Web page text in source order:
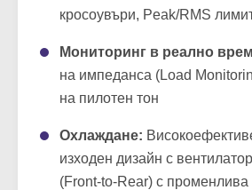
кросоувъри, Peak/RMS
Мониторинг в реално
на импеданса (Load
на пилотен тон
Охлаждане:
изходен дизайн с
(Front-to-Rear) с променлива